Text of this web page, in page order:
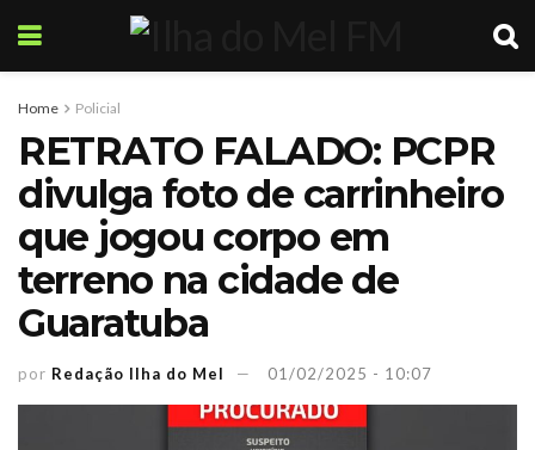
Home Policial
RETRATO FALADO: PCPR
divulga foto de carrinheiro
que jogou corpo em
terreno na cidade de
Guaratuba
por Redação Ilha do Mel 01/02/2025 - 10:07